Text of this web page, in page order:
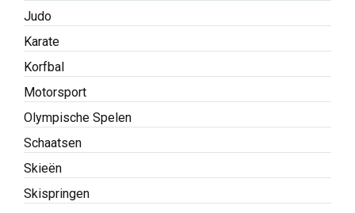
Judo
Karate
Korfbal
Motorsport
Olympische Spelen
Schaatsen
Skieën
Skispringen